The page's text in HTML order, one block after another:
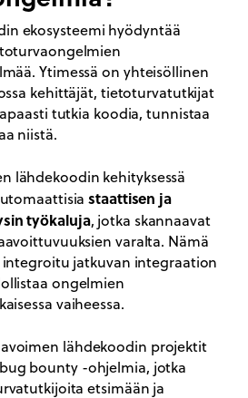
ekosysteemi hyödyntää
Ytimessä on yhteisöllinen
kehittäjät, tietoturvatutkijat
tutkia koodia, tunnistaa
niistä.
lähdekoodin kehityksessä
staattisen ja
työkaluja, jotka skannaavat
varalta. Nämä
jatkuvan integraation
ongelmien
vaiheessa.
lähdekoodin projektit
bounty -ohjelmia, jotka
etsimään ja